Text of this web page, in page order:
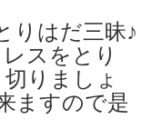
りはだ三昧♪
スをとり
りましょ
ますので是